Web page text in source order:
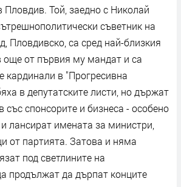
Той, заедно с Николай
съветник на
Пловдивско, са сред най-близкия
още от първия му мандат и са
кардинали в "Прогресивна
в депутатските листи, но държат
със спонсорите и бизнеса - особено
лансират имената за министри,
от партията. Затова и няма
под светлините на
продължат да дърпат конците